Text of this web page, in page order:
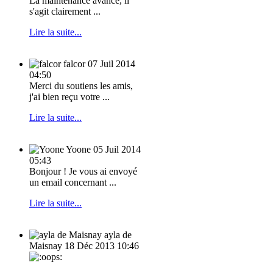
s'agit clairement ...
Lire la suite...
falcor 07 Juil 2014
04:50
Merci du soutiens les amis,
j'ai bien reçu votre ...
Lire la suite...
Yoone 05 Juil 2014
05:43
Bonjour ! Je vous ai envoyé
un email concernant ...
Lire la suite...
ayla de
Maisnay 18 Déc 2013 10:46